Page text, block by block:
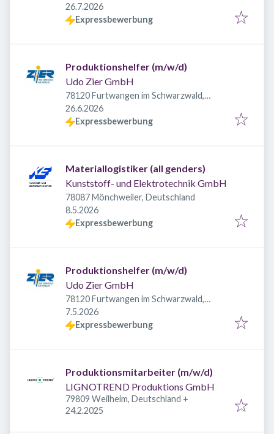
Veröffentlicht
26.7.2026
Expressbewerbung
Produktionshelfer (m/w/d)
Udo Zier GmbH
78120 Furtwangen im Schwarzwald,
Deutschland
Veröffentlicht
26.6.2026
Expressbewerbung
Materiallogistiker (all genders)
Kunststoff- und Elektrotechnik GmbH
78087 Mönchweiler, Deutschland
Veröffentlicht
8.5.2026
Expressbewerbung
Produktionshelfer (m/w/d)
Udo Zier GmbH
78120 Furtwangen im Schwarzwald,
Deutschland
Veröffentlicht
7.5.2026
Expressbewerbung
Produktionsmitarbeiter (m/w/d)
LIGNOTREND Produktions GmbH
79809 Weilheim, Deutschland +
Veröffentlicht
24.2.2025